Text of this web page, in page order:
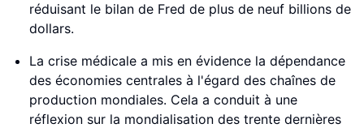
réduisant le bilan de Fred de plus de neuf billions de
dollars.
La crise médicale a mis en évidence la dépendance
des économies centrales à l'égard des chaînes de
production mondiales. Cela a conduit à une
réflexion sur la mondialisation des trente dernières